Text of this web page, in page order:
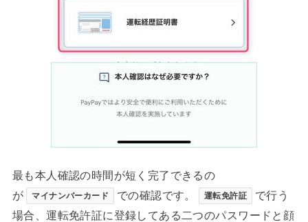
最も本人確認の時間が短く完了できるの
が
マイナンバーカード での確認です。 運転免許証
で行う
場合、運転免許証に登録してある二つのパスワードと顔